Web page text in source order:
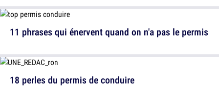
11 phrases qui énervent quand on n'a pas le permis
18 perles du permis de conduire